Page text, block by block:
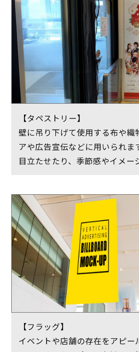
【タペストリー】
壁に吊り下げて使用する布や織
アや広告宣伝などに用いられま
目立たせたり、季節感やイメー
【フラッグ】
イベントや店舗の存在をアピー